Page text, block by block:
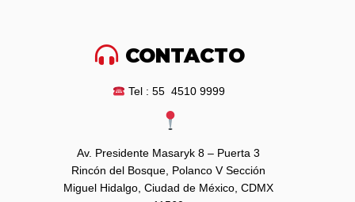
CONTACTO
Tel : 55 4510 9999
Av. Presidente Masaryk 8 – Puerta 3
Rincón del Bosque, Polanco V Sección
Miguel Hidalgo, Ciudad de México, CDMX